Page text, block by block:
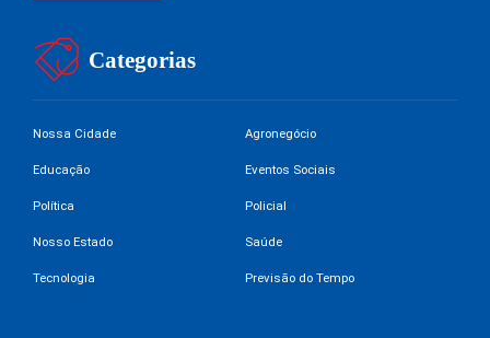
Categorias
Nossa Cidade Agronegócio
Educação Eventos Sociais
Política Policial
Nosso Estado Saúde
Tecnologia Previsão do Tempo